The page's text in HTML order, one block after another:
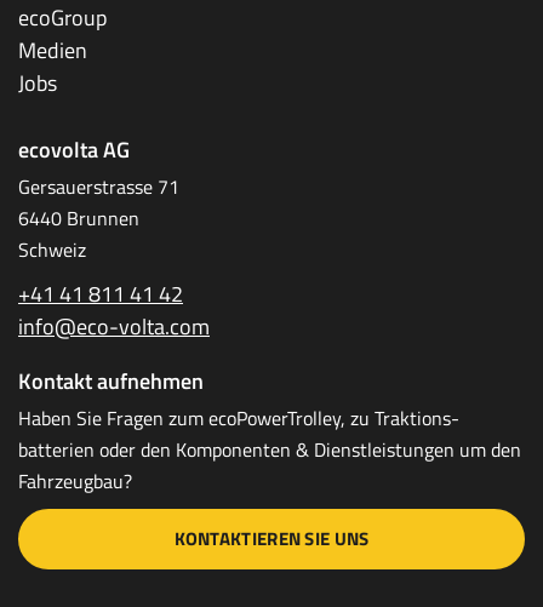
ecoGroup
Medien
Jobs
ecovolta AG
Gersauerstrasse 71
6440 Brunnen
Schweiz
+41 41 811 41 42
info@eco-volta.com
Kontakt aufnehmen
Haben Sie Fragen zum ecoPower­Trolley, zu Traktions­
batterien oder den Komponenten & Dienstleistungen um den
Fahrzeugbau?
KONTAKTIEREN SIE UNS